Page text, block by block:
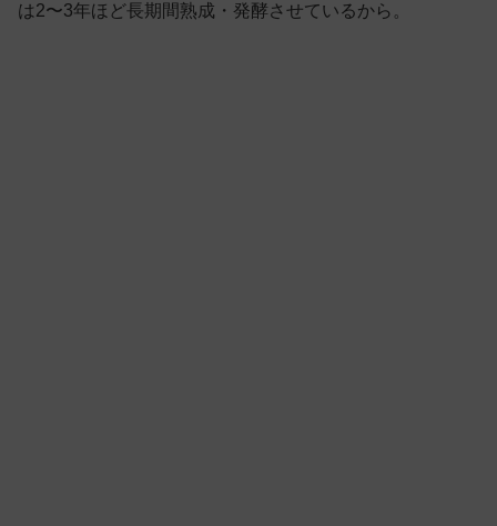
は2〜3年ほど長期間熟成・発酵させているから。